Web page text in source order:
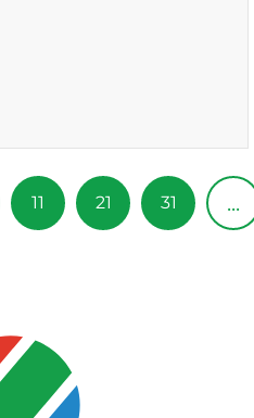
11 21 31 ...